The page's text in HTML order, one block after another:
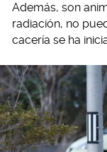
Además, son
radiación, no
cacería se ha